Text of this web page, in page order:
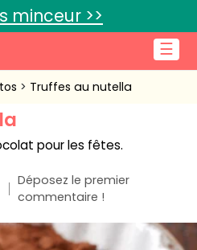
☰
minceur >>
Truffes au nutella
pour les fêtes.
Déposez le premier
commentaire !